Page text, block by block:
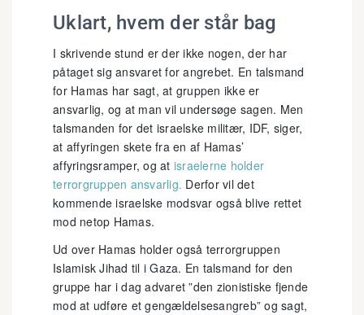
Uklart, hvem der står bag
I skrivende stund er der ikke nogen, der har
påtaget sig ansvaret for angrebet. En talsmand
for Hamas har sagt, at gruppen ikke er
ansvarlig, og at man vil undersøge sagen. Men
talsmanden for det israelske militær, IDF, siger,
at affyringen skete fra en af Hamas’
affyringsramper, og at israelerne holder
terrorgruppen ansvarlig. Derfor vil det
kommende israelske modsvar også blive rettet
mod netop Hamas.
Ud over Hamas holder også terrorgruppen
Islamisk Jihad til i Gaza. En talsmand for den
gruppe har i dag advaret ”den zionistiske fjende
mod at udføre et gengældelsesangreb” og sagt,